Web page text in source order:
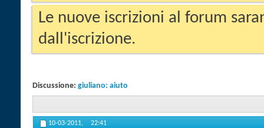
Le nuove iscrizioni al forum
dall'iscrizione.
Discussione: giuliano: aiuto
10-03-2011, 22:41